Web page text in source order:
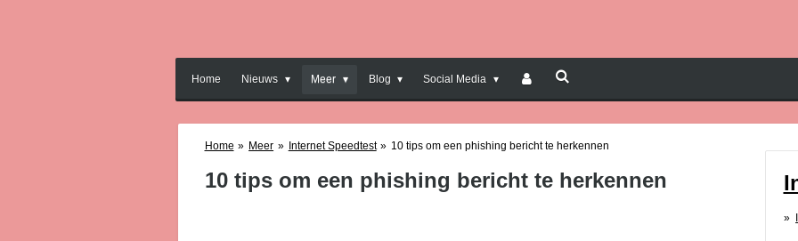
Home Nieuws Meer Blog Social Media
Home » Meer » Internet Speedtest » 10 tips om een phishing bericht te herkennen
10 tips om een phishing bericht te herkennen